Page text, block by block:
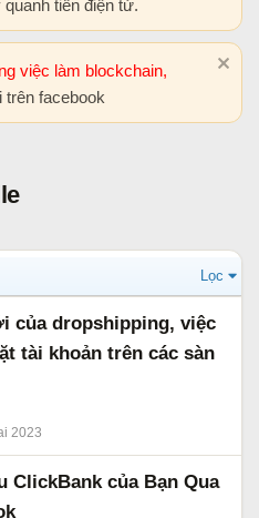
tiền điện tử.
việc làm blockchain,
trên facebook
Lọc
của dropshipping, việc
tài khoản trên các sàn
2023
ClickBank của Bạn Qua